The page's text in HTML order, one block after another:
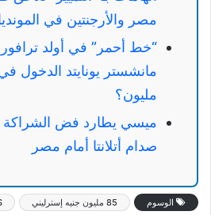
مصر والأرجنتين في
“خط أحمر” في أولد
مانشستر يونايتد الدخول
مليون؟
ميسي يطارد فض الشراكة
صدام أتلانتا أمام مصر
الوسوم 85 مليون جنيه إسترليني